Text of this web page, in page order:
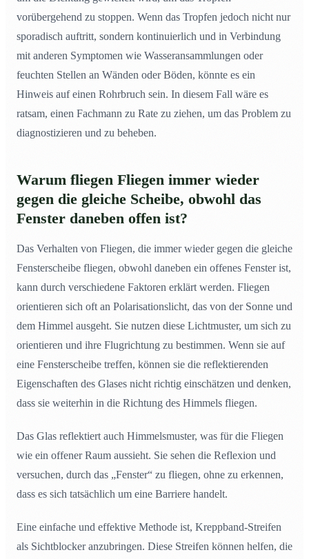
vorübergehend zu stoppen. Wenn das Tropfen jedoch nicht nur
sporadisch auftritt, sondern kontinuierlich und in Verbindung
mit anderen Symptomen wie Wasseransammlungen oder
feuchten Stellen an Wänden oder Böden, könnte es ein
Hinweis auf einen Rohrbruch sein. In diesem Fall wäre es
ratsam, einen Fachmann zu Rate zu ziehen, um das Problem zu
diagnostizieren und zu beheben.
Warum fliegen Fliegen immer wieder
gegen die gleiche Scheibe, obwohl das
Fenster daneben offen ist?
Das Verhalten von Fliegen, die immer wieder gegen die gleiche
Fensterscheibe fliegen, obwohl daneben ein offenes Fenster ist,
kann durch verschiedene Faktoren erklärt werden. Fliegen
orientieren sich oft an Polarisationslicht, das von der Sonne und
dem Himmel ausgeht. Sie nutzen diese Lichtmuster, um sich zu
orientieren und ihre Flugrichtung zu bestimmen. Wenn sie auf
eine Fensterscheibe treffen, können sie die reflektierenden
Eigenschaften des Glases nicht richtig einschätzen und denken,
dass sie weiterhin in die Richtung des Himmels fliegen.
Das Glas reflektiert auch Himmelsmuster, was für die Fliegen
wie ein offener Raum aussieht. Sie sehen die Reflexion und
versuchen, durch das „Fenster“ zu fliegen, ohne zu erkennen,
dass es sich tatsächlich um eine Barriere handelt.
Eine einfache und effektive Methode ist, Kreppband-Streifen
als Sichtblocker anzubringen. Diese Streifen können helfen, die